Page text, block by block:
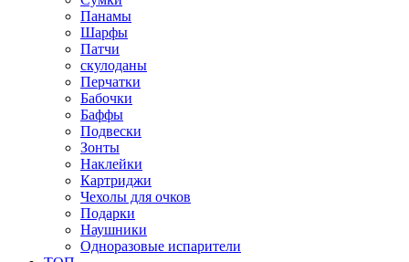
Панамы
Шарфы
Патчи
скулоданы
Перчатки
Бабочки
Баффы
Подвески
Зонты
Наклейки
Картриджи
Чехолы для очков
Подарки
Наушники
Одноразовые испарители